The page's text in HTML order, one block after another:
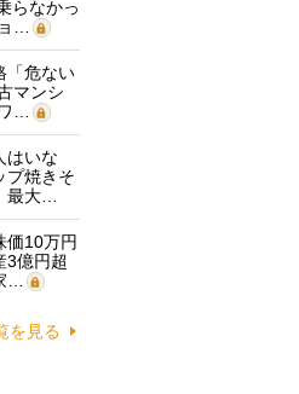
らなかっ
…
「危ない
マンシ
…
はいな
プ焼きそ
最大…
価10万円
3億円超
…
を見る